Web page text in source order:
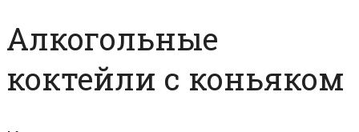
Алкогольные
коктейли с коньяком